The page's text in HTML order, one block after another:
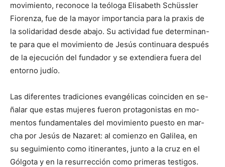
movimiento, reconoce la teóloga Elisabeth Schüssler
Fiorenza, fue de la mayor importancia para la praxis de
la solidaridad desde abajo. Su actividad fue determinan-
te para que el movimiento de Jesús continuara después
de la ejecución del fundador y se extendiera fuera del
entorno judío.
Las diferentes tradiciones evangélicas coinciden en se-
ñalar que estas mujeres fueron protagonistas en mo-
mentos fundamentales del movimiento puesto en mar-
cha por Jesús de Nazaret: al comienzo en Galilea, en
su seguimiento como itinerantes, junto a la cruz en el
Gólgota y en la resurrección como primeras testigos.